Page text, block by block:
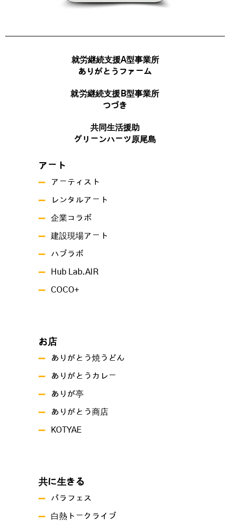
就労継続支援A型事業所
ありがとうファーム
就労継続支援B型事業所
つづき
共同生活援助
グリーンハーツ原尾島
アート
アーティスト
レンタルアート
企業コラボ
建設現場アート
ハブラボ
Hub Lab.AIR
COCO+
お店
ありがとう焼うどん
ありがとうカレー
ありが亭
ありがとう商店
KOTYAE
共に生きる
パラフェス
白熱トークライブ